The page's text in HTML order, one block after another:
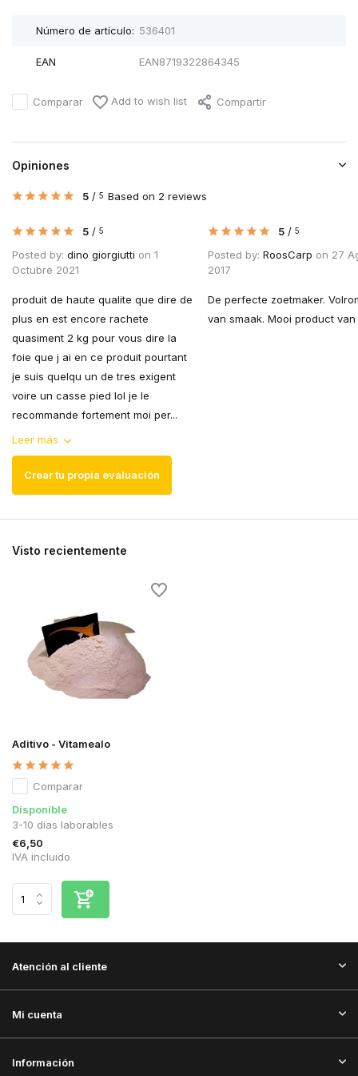
Número de artículo: 536401
EAN EAN8719322864345
Comparar Add to wish list Compartir
Opiniones
5 / 5 Based on 2 reviews
5 / 5
Posted by: dino giorgiutti on 1
Octubre 2021
produit de haute qualite que dire de
plus en est encore rachete
quasiment 2 kg pour vous dire la
foie que j ai en ce produit pourtant
je suis quelqu un de tres exigent
voire un casse pied lol je le
recommande fortement moi per...
Leer más
5 / 5
Posted by: RoosCarp on 27
2017
De perfecte zoetmaker.
van smaak. Mooi product van
Crear tu propia evaluación
Visto recientemente
Aditivo - Vitamealo
Comparar
Disponible
3-10 dias laborables
€6,50
IVA incluido
Atención al cliente
Mi cuenta
Información